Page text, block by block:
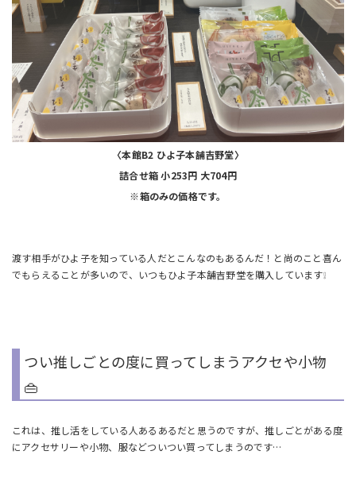
〈本館B2 ひよ子本舗吉野堂〉
詰合せ箱 小253円 大704円
※箱のみの価格です。
渡す相手がひよ子を知っている人だとこんなのもあるんだ！と尚のこと喜ん
でもらえることが多いので、いつもひよ子本舗吉野堂を購入しています❕
つい推しごとの度に買ってしまうアクセや小物
👜
これは、推し活をしている人あるあるだと思うのですが、推しごとがある度
にアクセサリーや小物、服などついつい買ってしまうのです…